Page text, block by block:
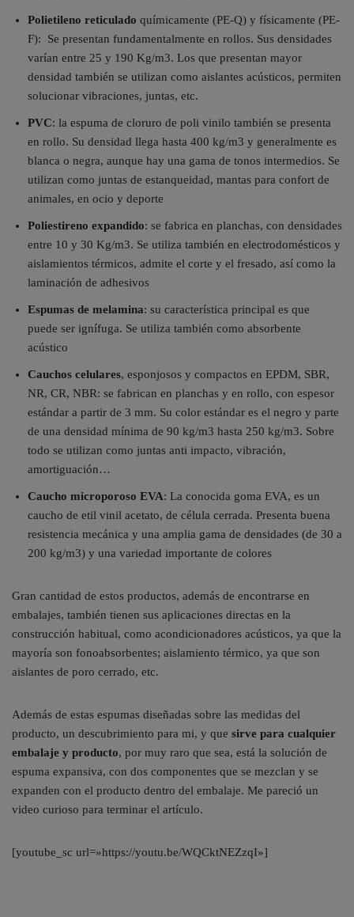
Polietileno reticulado químicamente (PE-Q) y físicamente (PE-
F): Se presentan fundamentalmente en rollos. Sus densidades
varían entre 25 y 190 Kg/m3. Los que presentan mayor
densidad también se utilizan como aislantes acústicos, permiten
solucionar vibraciones, juntas, etc.
PVC: la espuma de cloruro de poli vinilo también se presenta
en rollo. Su densidad llega hasta 400 kg/m3 y generalmente es
blanca o negra, aunque hay una gama de tonos intermedios. Se
utilizan como juntas de estanqueidad, mantas para confort de
animales, en ocio y deporte
Poliestireno expandido: se fabrica en planchas, con densidades
entre 10 y 30 Kg/m3. Se utiliza también en electrodomésticos y
aislamientos térmicos, admite el corte y el fresado, así como la
laminación de adhesivos
Espumas de melamina: su característica principal es que
puede ser ignífuga. Se utiliza también como absorbente
acústico
Cauchos celulares, esponjosos y compactos en EPDM, SBR,
NR, CR, NBR: se fabrican en planchas y en rollo, con espesor
estándar a partir de 3 mm. Su color estándar es el negro y parte
de una densidad mínima de 90 kg/m3 hasta 250 kg/m3. Sobre
todo se utilizan como juntas anti impacto, vibración,
amortiguación…
Caucho microporoso EVA: La conocida goma EVA, es un
caucho de etil vinil acetato, de célula cerrada. Presenta buena
resistencia mecánica y una amplia gama de densidades (de 30 a
200 kg/m3) y una variedad importante de colores
Gran cantidad de estos productos, además de encontrarse en
embalajes, también tienen sus aplicaciones directas en la
construcción habitual, como acondicionadores acústicos, ya que la
mayoría son fonoabsorbentes; aislamiento térmico, ya que son
aislantes de poro cerrado, etc.
Además de estas espumas diseñadas sobre las medidas del
producto, un descubrimiento para mi, y que sirve para cualquier
embalaje y producto, por muy raro que sea, está la solución de
espuma expansiva, con dos componentes que se mezclan y se
expanden con el producto dentro del embalaje. Me pareció un
video curioso para terminar el artículo.
[youtube_sc url=»https://youtu.be/WQCktNEZzqI»]